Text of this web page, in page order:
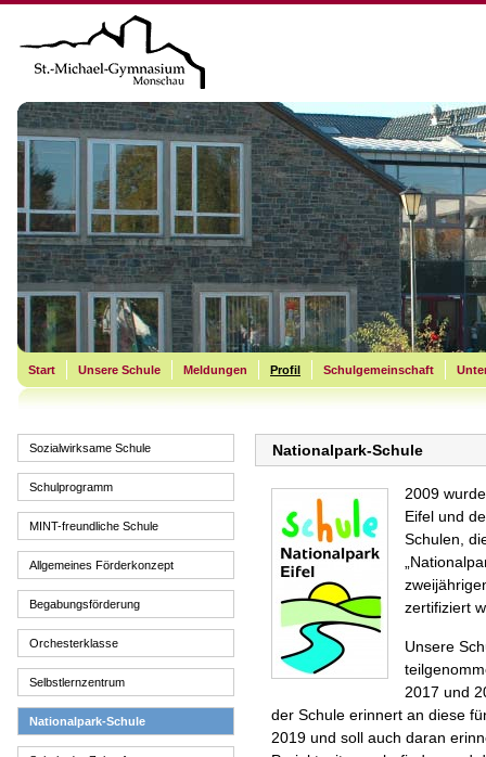
Nationalpark-Schule
2009
Eifel und
Schulen,
zertifiziert
Unsere
2017 und
der Schule erinnert an diese
2019 und soll auch daran
Sozialwirksame Schule
Schulprogramm
MINT-freundliche Schule
Allgemeines Förderkonzept
Begabungsförderung
Orchesterklasse
Selbstlernzentrum
Nationalpark-Schule
Start Unsere Schule Meldungen Profil Schulgemeinschaft